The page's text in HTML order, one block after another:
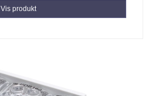
Vis produkt